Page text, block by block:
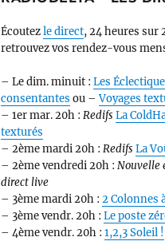
Écoutezle direct, 24 heures sur
retrouvez vos rendez-vous
– Le dim. minuit : Les
consentantes ou –Voyages
– 1er mar. 20h : Redifs La
texturés
– 2ème mardi 20h : Redifs La
– 2ème vendredi 20h : Nouvelle
direct live
– 3ème mardi 20h : 2 Colonnes
– 3ème vendr. 20h : Le poste
– 4ème vendr. 20h : 1,2,3 Soleil !